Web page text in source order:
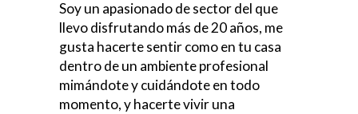
Soy un apasionado de sector del que
llevo disfrutando más de 20 años, me
gusta hacerte sentir como en tu casa
dentro de un ambiente profesional
mimándote y cuidándote en todo
momento, y hacerte vivir una